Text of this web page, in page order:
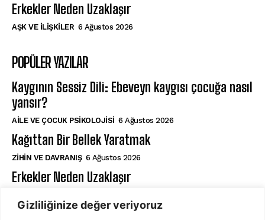
Gizliliğinize değer veriyoruz
Erkekler Neden Uzaklaşır
AŞK VE İLIŞKILER 6 Ağustos 2026
POPÜLER YAZILAR
Kaygının Sessiz Dili: Ebeveyn kaygısı çocuğa nasıl
yansır?
AILE VE ÇOCUK PSIKOLOJISI 6 Ağustos 2026
Kağıttan Bir Bellek Yaratmak
⁠ZIHIN VE DAVRANIŞ 6 Ağustos 2026
Erkekler Neden Uzaklaşır